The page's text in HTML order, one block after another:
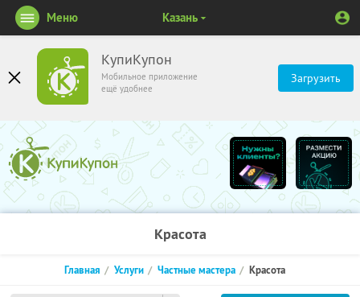
КупиКупон
Мобильное приложение
ещё удобнее
Загрузить
Меню Казань
Красота
Главная Услуги Частные мастера Красота